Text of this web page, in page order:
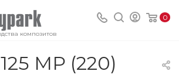
композитов
0
MP (220)